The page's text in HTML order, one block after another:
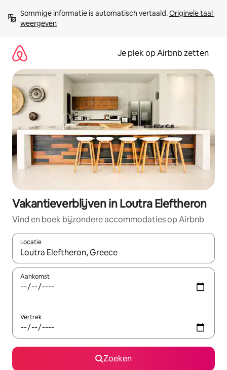
direct
naar
Sommige informatie is automatisch vertaald. Originele taal
weergeven
Je plek op Airbnb zetten
Vakantieverblijven in Loutra Eleftheron
Vind en boek bijzondere accommodaties op Airbnb
Locatie
Wanneer er resultaten beschikbaar zijn, maak je een keuze
Aankomst
Vertrek
Zoeken